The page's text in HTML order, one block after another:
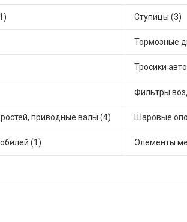
Ступицы (3)
Тормозные
Тросики
Фильтры
приводные валы (4) Шаровые
(1) Элементы